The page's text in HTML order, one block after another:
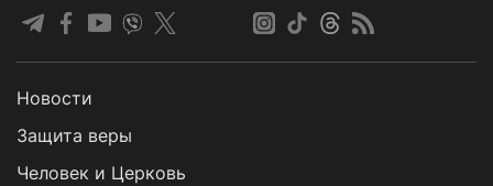
Новости
Защита веры
Человек и Церковь